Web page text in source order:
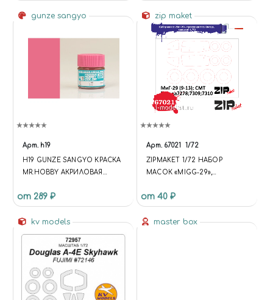
gunze sangyo
Арт. h19
H19 GUNZE SANGYO КРАСКА
MR.HOBBY АКРИЛОВАЯ
(GLOSS) (РОЗОВАЯ
ГЛЯНЦЕВАЯ)
от 289 ₽
zip maket
Арт. 67021 1/72
ZIPMAKET 1/72 НАБОР
МАСОК «MIGG-29»,
от 40 ₽
kv models master box